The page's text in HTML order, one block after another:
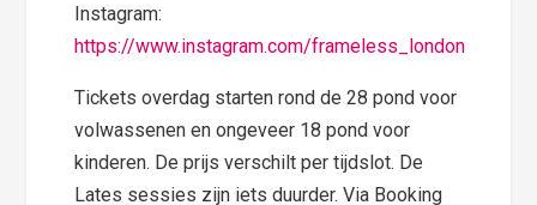
Instagram:
https://www.instagram.com/frameless_london
Tickets overdag starten rond de 28 pond voor
volwassenen en ongeveer 18 pond voor
kinderen. De prijs verschilt per tijdslot. De
Lates sessies zijn iets duurder. Via Booking